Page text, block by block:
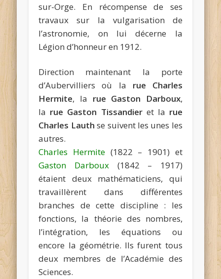
sur-Orge. En récompense de ses
travaux sur la vulgarisation de
l’astronomie, on lui décerne la
Légion d’honneur en 1912.
Direction maintenant la porte
d’Aubervilliers où la rue Charles
Hermite, la rue Gaston Darboux,
la rue Gaston Tissandier et la rue
Charles Lauth se suivent les unes les
autres.
Charles Hermite(1822 – 1901) et
Gaston Darboux(1842 – 1917)
étaient deux mathématiciens, qui
travaillèrent dans différentes
branches de cette discipline : les
fonctions, la théorie des nombres,
l’intégration, les équations ou
encore la géométrie. Ils furent tous
deux membres de l’Académie des
Sciences.